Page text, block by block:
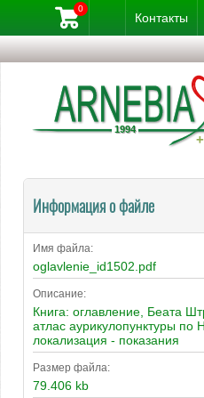
Контакты
0
Информация о файле
Имя файла:
oglavlenie_id1502.pdf
Описание:
Книга: оглавление, Беата
атлас аурикулопунктуры
локализация - показания
Размер файла:
79.406 kb